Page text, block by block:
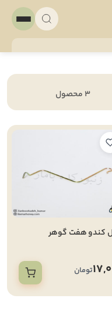
3 محصول
کندو هفت گوهر
تومان